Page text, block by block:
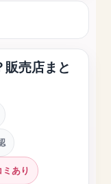
販売店まと
あり